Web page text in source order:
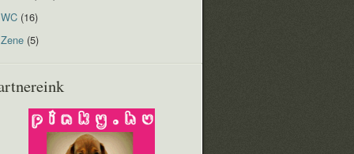
WC (16)
Zene (5)